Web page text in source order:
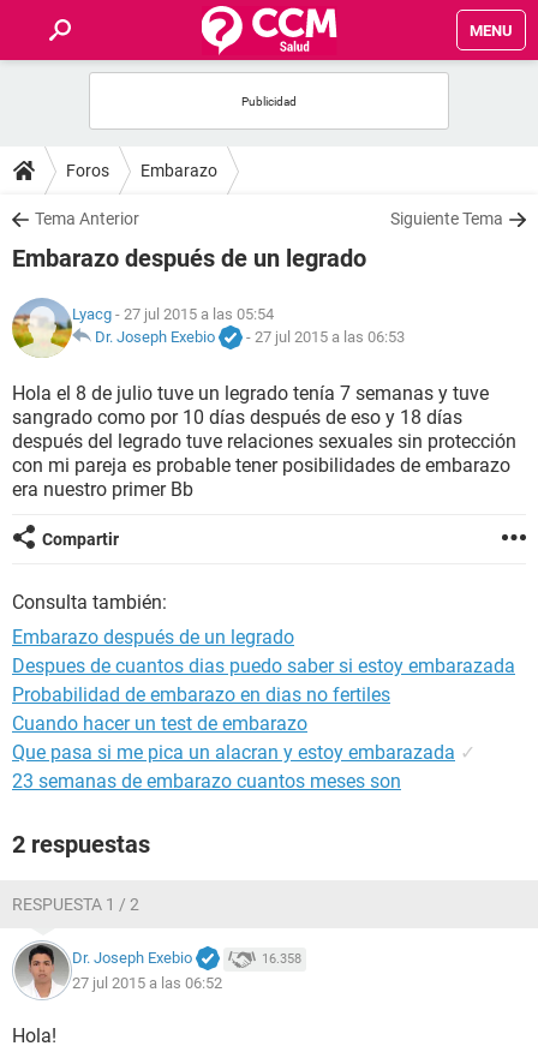
MENU
FOROS
SALUD
NUTRICIÓN
BIENESTAR
SEXUALIDAD
GLOSARIO
Foros Embarazo
Tema Anterior Siguiente Tema
Embarazo después de un legrado
Lyacg - 27 jul 2015 a las 05:54
Dr. Joseph Exebio
- 27 jul 2015 a las 06:53
Hola el 8 de julio tuve un legrado tenía 7 semanas y tuve
sangrado como por 10 días después de eso y 18 días
después del legrado tuve relaciones sexuales sin protección
con mi pareja es probable tener posibilidades de embarazo
era nuestro primer Bb
Compartir
Consulta también:
Embarazo después de un legrado
Despues de cuantos dias puedo saber si estoy embarazada
Probabilidad de embarazo en dias no fertiles
Cuando hacer un test de embarazo
Que pasa si me pica un alacran y estoy embarazada ✓
23 semanas de embarazo cuantos meses son
2 respuestas
RESPUESTA 1 / 2
Dr. Joseph Exebio 16.358
27 jul 2015 a las 06:52
Hola!